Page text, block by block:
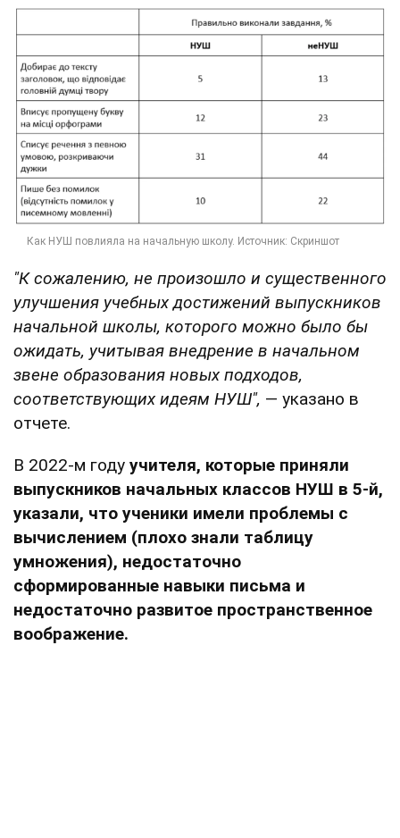
"К сожалению, не произошло и существенного
улучшения учебных достижений выпускников
начальной школы, которого можно было бы
ожидать, учитывая внедрение в начальном
звене образования новых подходов,
соответствующих идеям НУШ", — указано в
отчете.
В 2022-м году учителя, которые приняли
выпускников начальных классов НУШ в 5-й,
указали, что ученики имели проблемы с
вычислением (плохо знали таблицу
умножения), недостаточно
сформированные навыки письма и
недостаточно развитое пространственное
воображение.